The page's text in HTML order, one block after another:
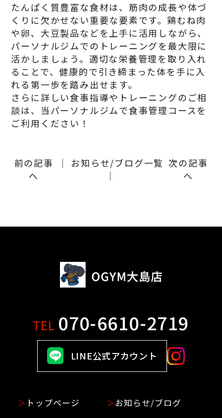
たんぱく質豊富な食材は、筋肉の成長や体づ
くりに欠かせない重要な要素です。鶏むね肉
や卵、大豆製品などを上手に活用しながら、
パーソナルジムでのトレーニングを最大限に
活かしましょう。適切な栄養管理を取り入れ
ることで、健康的で引き締まった体を手に入
れる第一歩を踏み出せます。
さらに詳しい食事指導やトレーニングのご相
談は、当パーソナルジムで食事管理コースを
ご利用ください！
前の記事
へ
│ お知らせ/ブログ一覧
│
次の記事
へ
TEL 070-6610-2719
LINE公式アカウント
トップページ
お知らせ/ブログ